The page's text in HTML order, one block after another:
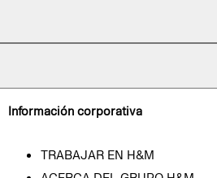
Información corporativa
TRABAJAR EN H&M